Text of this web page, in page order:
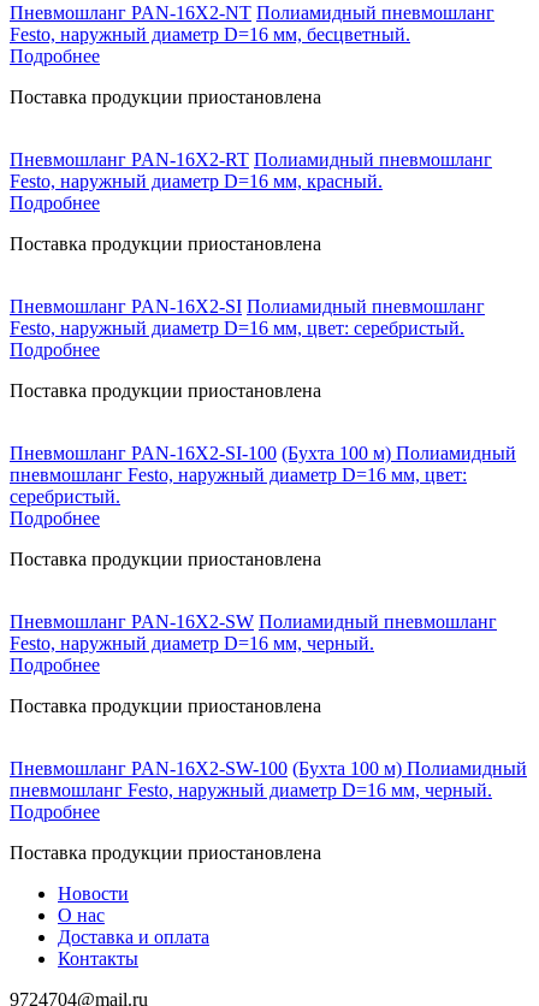
Пневмошланг PAN-16X2-NT Полиамидный пневмошланг
Festo, наружный диаметр D=16 мм, бесцветный.
Подробнее
Поставка продукции приостановлена
Пневмошланг PAN-16X2-RT Полиамидный пневмошланг
Festo, наружный диаметр D=16 мм, красный.
Подробнее
Поставка продукции приостановлена
Пневмошланг PAN-16X2-SI Полиамидный пневмошланг
Festo, наружный диаметр D=16 мм, цвет: серебристый.
Подробнее
Поставка продукции приостановлена
Пневмошланг PAN-16X2-SI-100 (Бухта 100 м) Полиамидный
пневмошланг Festo, наружный диаметр D=16 мм, цвет:
серебристый.
Подробнее
Поставка продукции приостановлена
Пневмошланг PAN-16X2-SW Полиамидный пневмошланг
Festo, наружный диаметр D=16 мм, черный.
Подробнее
Поставка продукции приостановлена
Пневмошланг PAN-16X2-SW-100 (Бухта 100 м) Полиамидный
пневмошланг Festo, наружный диаметр D=16 мм, черный.
Подробнее
Поставка продукции приостановлена
Новости
О нас
Доставка и оплата
Контакты
9724704@mail.ru